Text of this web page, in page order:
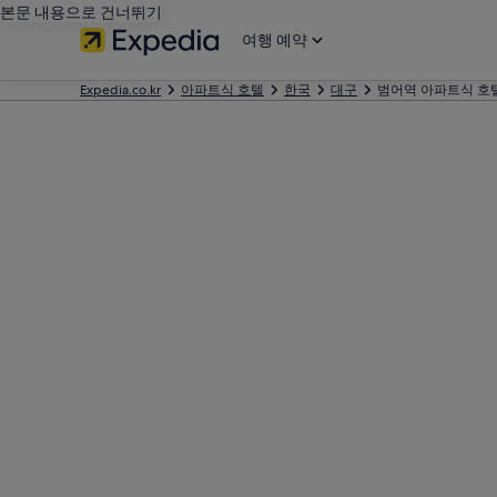
본문 내용으로 건너뛰기
여행 예약
Expedia.co.kr 아파트식 호텔 한국 대구 범어역 아파트식 호